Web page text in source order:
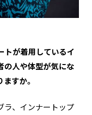
が着用しているイ
の人や体型が気にな
すか。
ラ、インナートップ